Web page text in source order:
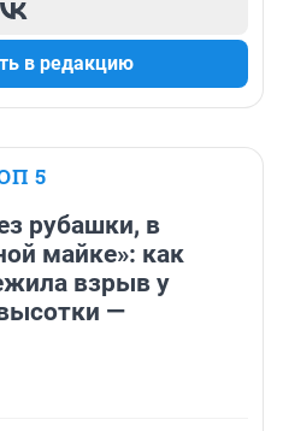
в редакцию
5
рубашки, в
майке»: как
взрыв у
—